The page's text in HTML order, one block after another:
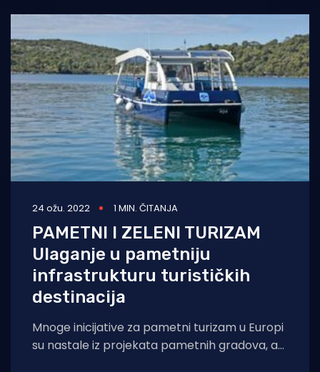
24 ožu. 2022 1 MIN. ČITANJA
PAMETNI I ZELENI TURIZAM
Ulaganje u pametniju
infrastrukturu turističkih
destinacija
Mnoge inicijative za pametni turizam u Europi
su nastale iz projekata pametnih gradova, a